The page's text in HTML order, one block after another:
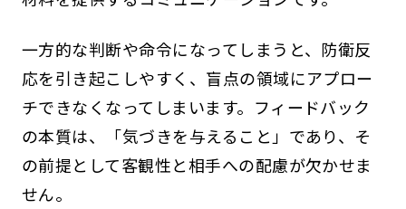
一方的な判断や命令になってしまうと、防衛反
応を引き起こしやすく、盲点の領域にアプロー
チできなくなってしまいます。フィードバック
の本質は、「気づきを与えること」であり、そ
の前提として客観性と相手への配慮が欠かせま
せん。